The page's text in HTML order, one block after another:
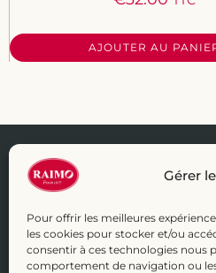
Gérer
Pour offrir les meilleures
les cookies pour stocker et/ou
consentir à ces technologies nous
comportement de navigation ou
AJOUTER AU
CGV Livraison
+ 33 1 43 43 70 17
INFOS : Pas d’oxyde d’éthylène dans